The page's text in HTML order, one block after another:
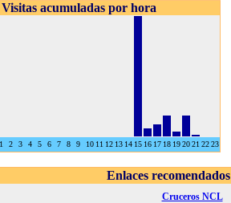
Visitas acumuladas por hora
1 2 3 4 5 6 7 8 9 10 11 12 13 14 15 16 17 18 19 20 21 22 23
Enlaces recomendados
Cruceros NCL